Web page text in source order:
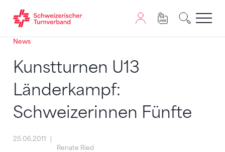
Zum Inhalt springen
Zur Sitemap navigieren
Zum Navigieren dieser Seite wird JavaScript benötigt.
News
Kunstturnen U13
Länderkampf:
Schweizerinnen Fünfte
25.06.2011
Renate Ried